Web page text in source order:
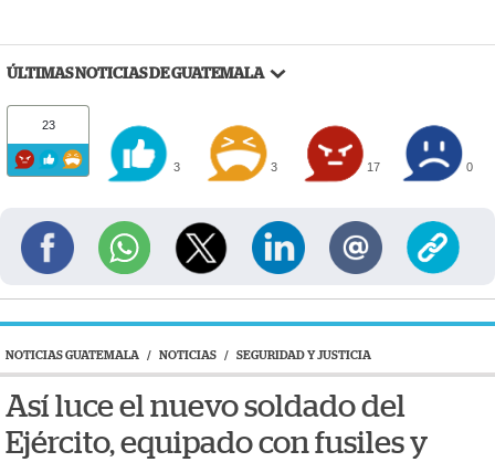
ÚLTIMAS NOTICIAS DE GUATEMALA
23
3 3 17 0
NOTICIAS GUATEMALA / NOTICIAS / SEGURIDAD Y JUSTICIA
Así luce el nuevo soldado del
Ejército, equipado con fusiles y